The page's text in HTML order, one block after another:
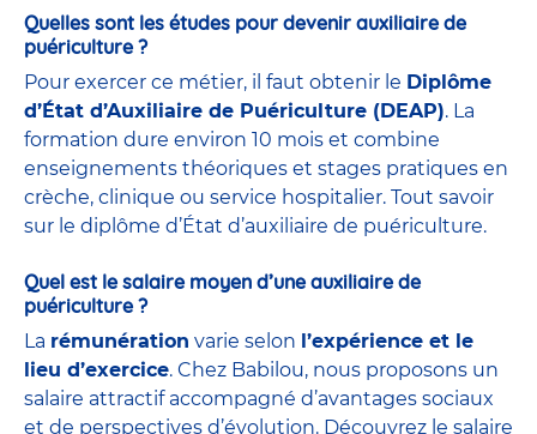
Quelles sont les études pour devenir auxiliaire de
puériculture ?
Pour exercer ce métier, il faut obtenir le Diplôme
d’État d’Auxiliaire de Puériculture (DEAP). La
formation dure environ 10 mois et combine
enseignements théoriques et stages pratiques en
crèche, clinique ou service hospitalier. Tout savoir
sur le diplôme d’État d’auxiliaire de puériculture.
Quel est le salaire moyen d’une auxiliaire de
puériculture ?
La rémunération varie selon l’expérience et le
lieu d’exercice. Chez Babilou, nous proposons un
salaire attractif accompagné d’avantages sociaux
et de perspectives d’évolution. Découvrez le salaire